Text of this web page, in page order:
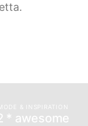
& INSPIRATION
* awesome